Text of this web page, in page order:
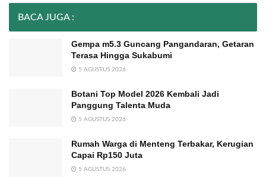
BACA JUGA :
Gempa m5.3 Guncang Pangandaran, Getaran
Terasa Hingga Sukabumi
5 AGUSTUS 2026
Botani Top Model 2026 Kembali Jadi
Panggung Talenta Muda
5 AGUSTUS 2026
Rumah Warga di Menteng Terbakar, Kerugian
Capai Rp150 Juta
5 AGUSTUS 2026